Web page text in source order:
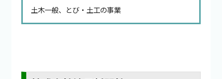
土木一般、とび・土工の事業